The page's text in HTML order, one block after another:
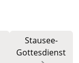
Stausee-
Gottesdienst